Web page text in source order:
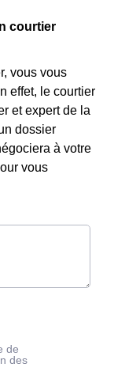
courtier
vous vous
effet, le courtier
et expert de la
dossier
à votre
vous
de
des